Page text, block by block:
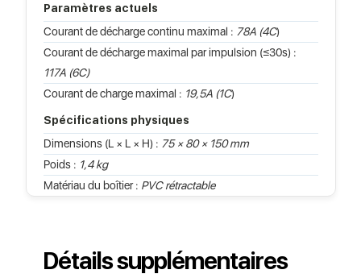
Paramètres actuels
Courant de décharge continu maximal : 78A (4C)
Courant de décharge maximal par impulsion (≤30s) :
117A (6C)
Courant de charge maximal : 19,5A (1C)
Spécifications physiques
Dimensions (L × L × H) : 75 × 80 × 150 mm
Poids : 1,4 kg
Matériau du boîtier : PVC rétractable
Détails supplémentaires